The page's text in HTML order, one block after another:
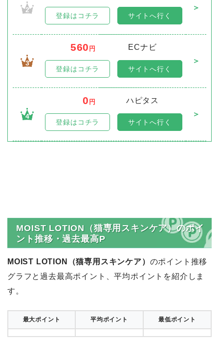
2
＞
登録はコチラ サイトへ行く
3
560 円
ECナビ
＞
登録はコチラ サイトへ行く
4
0 円
ハピタス
＞
登録はコチラ サイトへ行く
MOIST LOTION（猫専用スキンケア）のポイ
ント推移・過去最高P
MOIST LOTION（猫専用スキンケア） のポイント推移
グラフと過去最高ポイント、平均ポイントを紹介しま
す。
最大ポイント 平均ポイント 最低ポイント